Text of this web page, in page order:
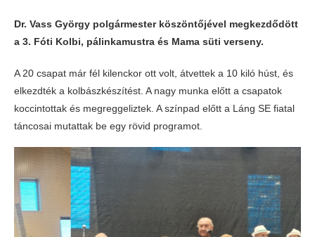
Dr. Vass György polgármester köszöntőjével megkezdődött
a 3. Fóti Kolbi, pálinkamustra és Mama süti verseny.
A 20 csapat már fél kilenckor ott volt, átvettek a 10 kiló húst, és
elkezdték a kolbászkészítést. A nagy munka előtt a csapatok
koccintottak és megreggeliztek. A színpad előtt a Láng SE fiatal
táncosai mutattak be egy rövid programot.